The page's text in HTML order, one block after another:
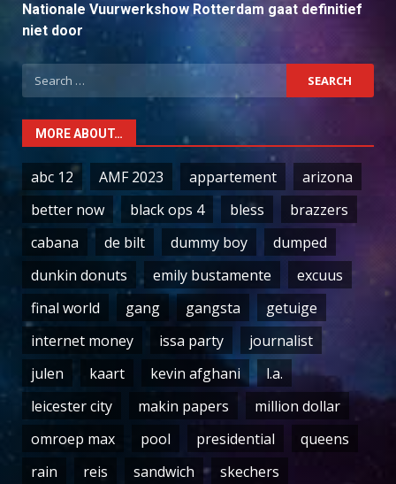
Nationale Vuurwerkshow Rotterdam gaat definitief
niet door
Search
for:
MORE ABOUT…
abc 12 AMF 2023 appartement
arizona
better now
black ops 4 bless
brazzers
cabana
de bilt dummy boy
dumped
dunkin donuts
emily bustamente
excuus
final world
gang gangsta
getuige
internet money
issa party
journalist
julen
kaart kevin afghani
l.a.
leicester city
makin papers
million dollar
omroep max
pool presidential
queens
rain
reis sandwich skechers